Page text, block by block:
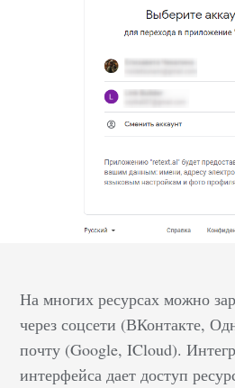
На многих ресурсах можно
через соцсети (ВКонтакте,
почту (Google, ICloud).
интерфейса дает доступ